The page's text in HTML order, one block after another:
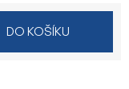
DO KOŠÍKU